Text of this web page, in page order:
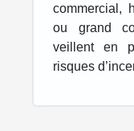
commercial,
ou grand
veillent en
risques